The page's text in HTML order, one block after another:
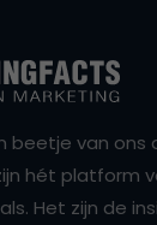
beetje van ons
hét platform
Het zijn de